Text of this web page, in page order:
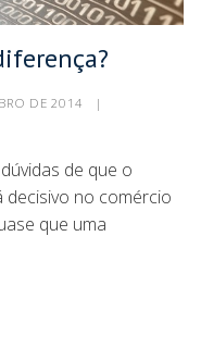
DE 2014
|
de que o
no comércio
que uma